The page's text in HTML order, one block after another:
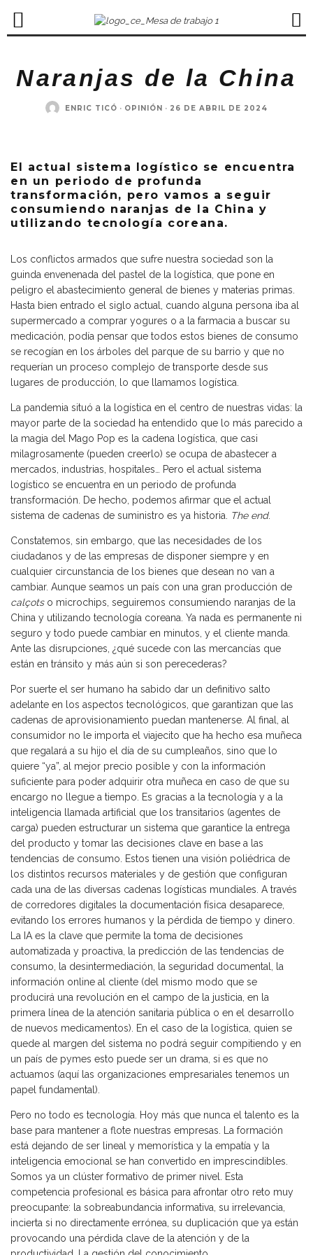
Naranjas de la China
ENRIC TICÓ · OPINIÓN · 26 DE ABRIL DE 2024
El actual sistema logístico se encuentra
en un periodo de profunda
transformación, pero vamos a seguir
consumiendo naranjas de la China y
utilizando tecnología coreana.
Los conflictos armados que sufre nuestra sociedad son la
guinda envenenada del pastel de la logística, que pone en
peligro el abastecimiento general de bienes y materias primas.
Hasta bien entrado el siglo actual, cuando alguna persona iba al
supermercado a comprar yogures o a la farmacia a buscar su
medicación, podía pensar que todos estos bienes de consumo
se recogían en los árboles del parque de su barrio y que no
requerían un proceso complejo de transporte desde sus
lugares de producción, lo que llamamos logística.
La pandemia situó a la logística en el centro de nuestras vidas: la
mayor parte de la sociedad ha entendido que lo más parecido a
la magia del Mago Pop es la cadena logística, que casi
milagrosamente (pueden creerlo) se ocupa de abastecer a
mercados, industrias, hospitales… Pero el actual sistema
logístico se encuentra en un periodo de profunda
transformación. De hecho, podemos afirmar que el actual
sistema de cadenas de suministro es ya historia.
The end.
Constatemos, sin embargo, que las necesidades de los
ciudadanos y de las empresas de disponer siempre y en
cualquier circunstancia de los bienes que desean no van a
cambiar. Aunque seamos un país con una gran producción de
calçotso microchips, seguiremos consumiendo naranjas de la
China y utilizando tecnología coreana. Ya nada es permanente ni
seguro y todo puede cambiar en minutos, y el cliente manda.
Ante las disrupciones, ¿qué sucede con las mercancías que
están en tránsito y más aún si son perecederas?
Por suerte el ser humano ha sabido dar un definitivo salto
adelante en los aspectos tecnológicos, que garantizan que las
cadenas de aprovisionamiento puedan mantenerse. Al final, al
consumidor no le importa el viajecito que ha hecho esa muñeca
que regalará a su hijo el día de su cumpleaños, sino que lo
quiere “ya”, al mejor precio posible y con la información
suficiente para poder adquirir otra muñeca en caso de que su
encargo no llegue a tiempo. Es gracias a la tecnología y a la
inteligencia llamada artificial que los transitarios (agentes de
carga) pueden estructurar un sistema que garantice la entrega
del producto y tomar las decisiones clave en base a las
tendencias de consumo. Estos tienen una visión poliédrica de
los distintos recursos materiales y de gestión que configuran
cada una de las diversas cadenas logísticas mundiales. A través
de corredores digitales la documentación física desaparece,
evitando los errores humanos y la pérdida de tiempo y dinero.
La IA es la clave que permite la toma de decisiones
automatizada y proactiva, la predicción de las tendencias de
consumo, la desintermediación, la seguridad documental, la
información online al cliente (del mismo modo que se
producirá una revolución en el campo de la justicia, en la
primera línea de la atención sanitaria pública o en el desarrollo
de nuevos medicamentos). En el caso de la logística, quien se
quede al margen del sistema no podrá seguir compitiendo y en
un país de pymes esto puede ser un drama, si es que no
actuamos (aquí las organizaciones empresariales tenemos un
papel fundamental).
Pero no todo es tecnología. Hoy más que nunca el talento es la
base para mantener a flote nuestras empresas. La formación
está dejando de ser lineal y memorística y la empatía y la
inteligencia emocional se han convertido en imprescindibles.
Somos ya un clúster formativo de primer nivel. Esta
competencia profesional es básica para afrontar otro reto muy
preocupante: la sobreabundancia informativa, su irrelevancia,
incierta si no directamente errónea, su duplicación que ya están
provocando una pérdida clave de la atención y de la